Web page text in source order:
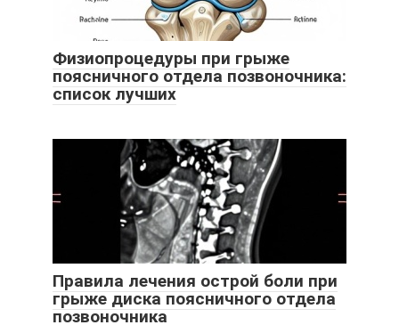
Физиопроцедуры при грыже
поясничного отдела позвоночника:
список лучших
Правила лечения острой боли при
грыже диска поясничного отдела
позвоночника